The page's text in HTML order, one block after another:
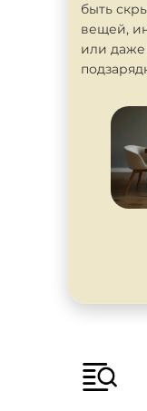
быть
вещей,
или даже